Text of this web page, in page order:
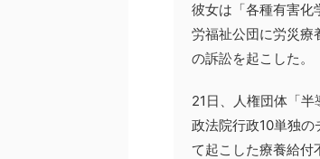
彼女は「各種有害化
労福祉公団に労災療
の訴訟を起こした。
21日、人権団体「
政法院行政10単独
て起こした療養給付